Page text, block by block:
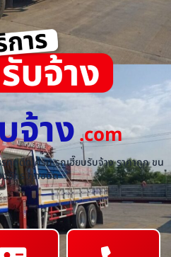
จ้าง.com
ทุกติดเครน รถเฮี๊ยบรับจ้าง ราคาถูก ขน
งจักร ทุกชนิด